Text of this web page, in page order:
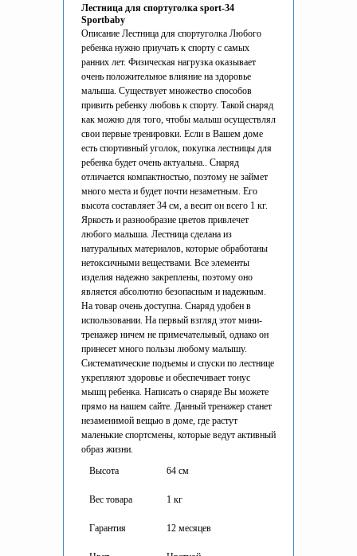
Лестница для спортуголка sport-34
Sportbaby
Описание Лестница для спортуголка Любого
ребенка нужно приучать к спорту с самых
ранних лет. Физическая нагрузка оказывает
очень положительное влияние на здоровье
малыша. Существует множество способов
привить ребенку любовь к спорту. Такой снаряд
как можно для того, чтобы малыш осуществлял
свои первые тренировки. Если в Вашем доме
есть спортивный уголок, покупка лестницы для
ребенка будет очень актуальна.. Снаряд
отличается компактностью, поэтому не займет
много места и будет почти незаметным. Его
высота составляет 34 см, а весит он всего 1 кг.
Яркость и разнообразие цветов привлечет
любого малыша. Лестница сделана из
натуральных материалов, которые обработаны
нетоксичными веществами. Все элементы
изделия надежно закреплены, поэтому оно
является абсолютно безопасным и надежным.
На товар очень доступна. Снаряд удобен в
использовании. На первый взгляд этот мини-
тренажер ничем не примечательный, однако он
принесет много пользы любому малышу.
Систематические подъемы и спуски по лестнице
укрепляют здоровье и обеспечивает тонус
мышц ребенка. Написать о снаряде Вы можете
прямо на нашем сайте. Данный тренажер станет
незаменимой вещью в доме, где растут
маленькие спортсмены, которые ведут активный
образ жизни.
Высота
64 см
Вес товара 1 кг
Гарантия 12 месяцев